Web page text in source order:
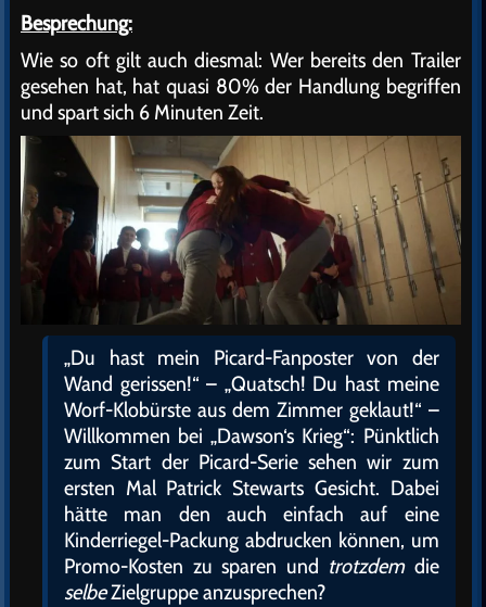
Besprechung:
Wie so oft gilt auch diesmal: Wer bereits den Trailer
gesehen hat, hat quasi 80% der Handlung begriffen
und spart sich 6 Minuten Zeit.
„Du hast mein Picard-Fanposter von der
Wand gerissen!“ – „Quatsch! Du hast meine
Worf-Klobürste aus dem Zimmer geklaut!“ –
Willkommen bei „Dawson‘s Krieg“: Pünktlich
zum Start der Picard-Serie sehen wir zum
ersten Mal Patrick Stewarts Gesicht. Dabei
hätte man den auch einfach auf eine
Kinderriegel-Packung abdrucken können, um
Promo-Kosten zu sparen und trotzdemdie
selbeZielgruppe anzusprechen?